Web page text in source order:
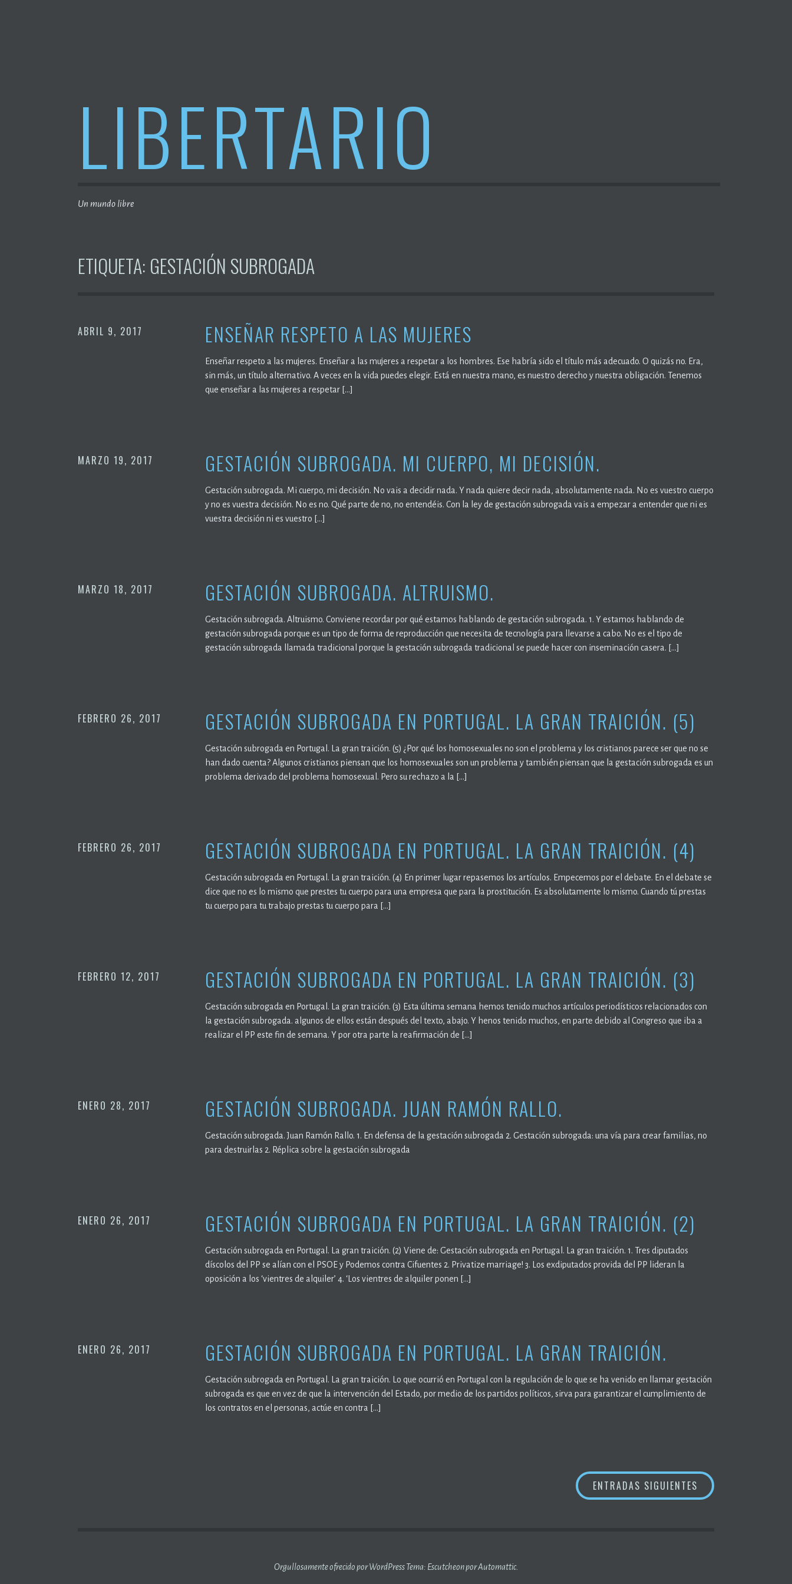
LIBERTARIO
Un mundo libre
ETIQUETA: GESTACIÓN SUBROGADA
ABRIL 9, 2017 ENSEÑAR RESPETO A LAS MUJERES
Enseñar respeto a las mujeres. Enseñar a las mujeres a respetar a los hombres. Ese habría sido el título más adecuado. O quizás no. Era,
sin más, un título alternativo. A veces en la vida puedes elegir. Está en nuestra mano, es nuestro derecho y nuestra obligación. Tenemos
que enseñar a las mujeres a respetar […]
MARZO 19, 2017 GESTACIÓN SUBROGADA. MI CUERPO, MI DECISIÓN.
Gestación subrogada. Mi cuerpo, mi decisión. No vais a decidir nada. Y nada quiere decir nada, absolutamente nada. No es vuestro cuerpo
y no es vuestra decisión. No es no. Qué parte de no, no entendéis. Con la ley de gestación subrogada vais a empezar a entender que ni es
vuestra decisión ni es vuestro […]
MARZO 18, 2017 GESTACIÓN SUBROGADA. ALTRUISMO.
Gestación subrogada. Altruismo. Conviene recordar por qué estamos hablando de gestación subrogada. 1. Y estamos hablando de
gestación subrogada porque es un tipo de forma de reproducción que necesita de tecnología para llevarse a cabo. No es el tipo de
gestación subrogada llamada tradicional porque la gestación subrogada tradicional se puede hacer con inseminación casera. […]
FEBRERO 26, 2017 GESTACIÓN SUBROGADA EN PORTUGAL. LA GRAN TRAICIÓN. (5)
Gestación subrogada en Portugal. La gran traición. (5) ¿Por qué los homosexuales no son el problema y los cristianos parece ser que no se
han dado cuenta? Algunos cristianos piensan que los homosexuales son un problema y también piensan que la gestación subrogada es un
problema derivado del problema homosexual. Pero su rechazo a la […]
FEBRERO 26, 2017 GESTACIÓN SUBROGADA EN PORTUGAL. LA GRAN TRAICIÓN. (4)
Gestación subrogada en Portugal. La gran traición. (4) En primer lugar repasemos los artículos. Empecemos por el debate. En el debate se
dice que no es lo mismo que prestes tu cuerpo para una empresa que para la prostitución. Es absolutamente lo mismo. Cuando tú prestas
tu cuerpo para tu trabajo prestas tu cuerpo para […]
FEBRERO 12, 2017 GESTACIÓN SUBROGADA EN PORTUGAL. LA GRAN TRAICIÓN. (3)
Gestación subrogada en Portugal. La gran traición. (3) Esta última semana hemos tenido muchos artículos periodísticos relacionados con
la gestación subrogada. algunos de ellos están después del texto, abajo. Y henos tenido muchos, en parte debido al Congreso que iba a
realizar el PP este fin de semana. Y por otra parte la reafirmación de […]
ENERO 28, 2017 GESTACIÓN SUBROGADA. JUAN RAMÓN RALLO.
Gestación subrogada. Juan Ramón Rallo. 1. En defensa de la gestación subrogada 2. Gestación subrogada: una vía para crear familias, no
para destruirlas 2. Réplica sobre la gestación subrogada
ENERO 26, 2017 GESTACIÓN SUBROGADA EN PORTUGAL. LA GRAN TRAICIÓN. (2)
Gestación subrogada en Portugal. La gran traición. (2) Viene de: Gestación subrogada en Portugal. La gran traición. 1. Tres diputados
díscolos del PP se alían con el PSOE y Podemos contra Cifuentes 2. Privatize marriage! 3. Los exdiputados provida del PP lideran la
oposición a los ‘vientres de alquiler’ 4. ‘Los vientres de alquiler ponen […]
ENERO 26, 2017 GESTACIÓN SUBROGADA EN PORTUGAL. LA GRAN TRAICIÓN.
Gestación subrogada en Portugal. La gran traición. Lo que ocurrió en Portugal con la regulación de lo que se ha venido en llamar gestación
subrogada es que en vez de que la intervención del Estado, por medio de los partidos políticos, sirva para garantizar el cumplimiento de
los contratos en el personas, actúe en contra […]
ENTRADAS SIGUIENTES
Orgullosamente ofrecido por WordPress Tema: Escutcheon porAutomattic.